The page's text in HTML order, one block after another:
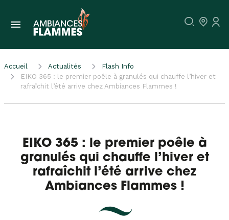
Accueil Actualités
Flash Info
EIKO 365 : le premier poêle à granulés qui chauffe l’hiver et
rafraîchit l’été arrive chez Ambiances Flammes !
EIKO 365 : le premier poêle à
granulés qui chauffe l’hiver et
rafraîchit l’été arrive chez
Ambiances Flammes !